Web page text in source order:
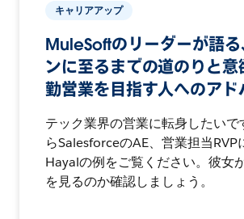
キャリアアップ
MuleSoftのリーダーが語る
ンに至るまでの道のりと意
勤営業を目指す人へのアド
テック業界の営業に転身したいで
らSalesforceのAE、営業担当RVP
Hayalの例をご覧ください。彼女
を見るのか確認しましょう。